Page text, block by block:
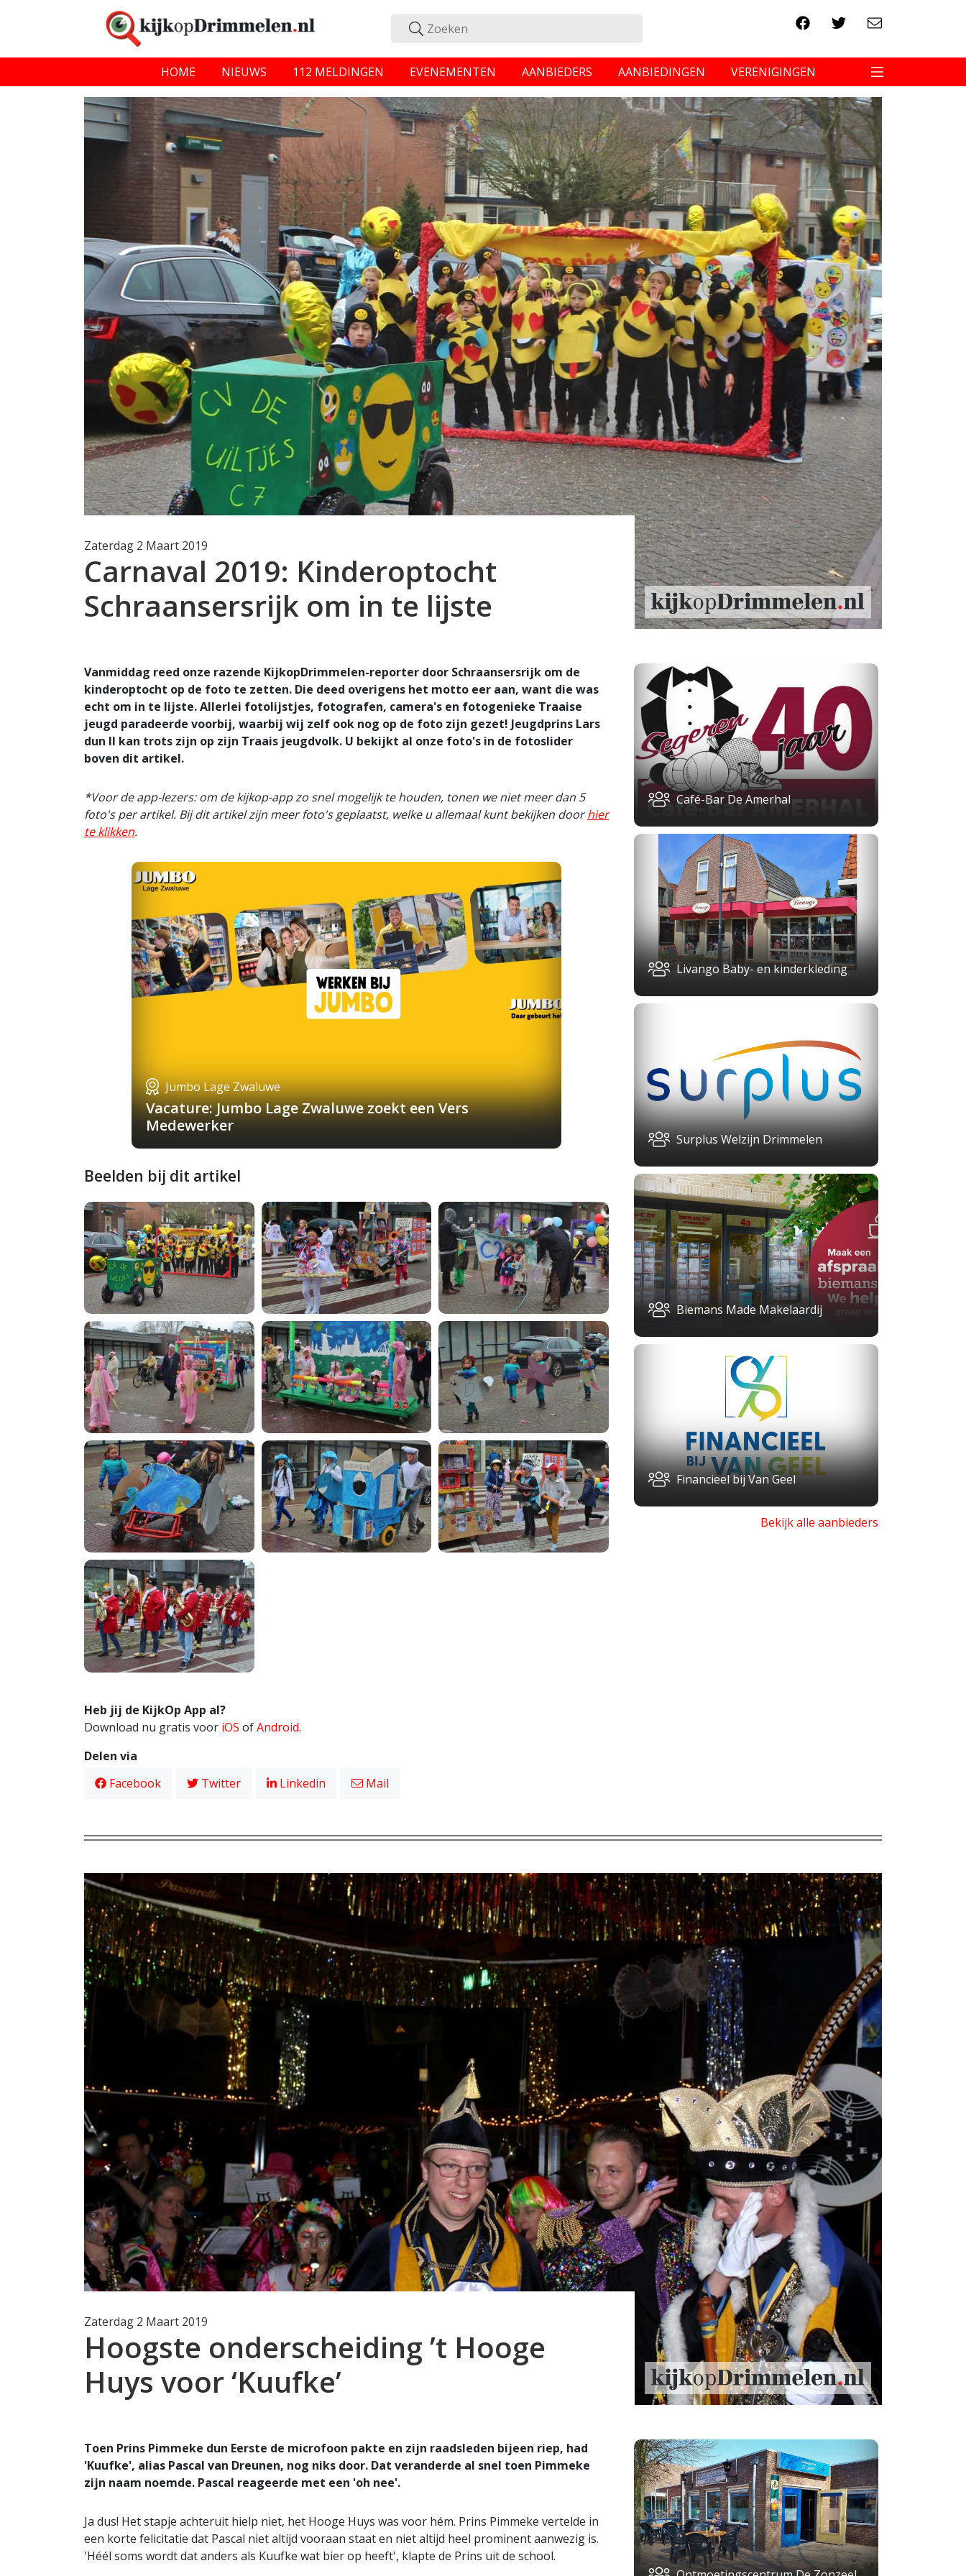
HOME NIEUWS 112 MELDINGEN EVENEMENTEN AANBIEDERS AANBIEDINGEN VERENIGINGEN
Zaterdag 2 Maart 2019
Carnaval 2019: Kinderoptocht
Schraansersrijk om in te lijste
Vanmiddag reed onze razende KijkopDrimmelen-reporter door Schraansersrijk om de
kinderoptocht op de foto te zetten. Die deed overigens het motto eer aan, want die was
echt om in te lijste. Allerlei fotolijstjes, fotografen, camera's en fotogenieke Traaise
jeugd paradeerde voorbij, waarbij wij zelf ook nog op de foto zijn gezet! Jeugdprins Lars
dun II kan trots zijn op zijn Traais jeugdvolk. U bekijkt al onze foto's in de fotoslider
boven dit artikel.
*Voor de app-lezers: om de kijkop-app zo snel mogelijk te houden, tonen we niet meer dan 5
foto's per artikel. Bij dit artikel zijn meer foto's geplaatst, welke u allemaal kunt bekijken doorhier
te klikken.
Jumbo Lage Zwaluwe
Vacature: Jumbo Lage Zwaluwe zoekt een Vers
Medewerker
Beelden bij dit artikel
Heb jij de KijkOp App al?
Download nu gratis voor iOS ofAndroid.
Delen via
Facebook
Twitter Linkedin Mail
Café-Bar De Amerhal
Livango Baby- en kinderkleding
Surplus Welzijn Drimmelen
Biemans Made Makelaardij
Financieel bij Van Geel
Bekijk alle aanbieders
Zaterdag 2 Maart 2019
Hoogste onderscheiding ’t Hooge
Huys voor ‘Kuufke’
Toen Prins Pimmeke dun Eerste de microfoon pakte en zijn raadsleden bijeen riep, had
'Kuufke', alias Pascal van Dreunen, nog niks door. Dat veranderde al snel toen Pimmeke
zijn naam noemde. Pascal reageerde met een 'oh nee'.
Ja dus! Het stapje achteruit hielp niet, het Hooge Huys was voor hém. Prins Pimmeke vertelde in
een korte felicitatie dat Pascal niet altijd vooraan staat en niet altijd heel prominent aanwezig is.
'Héél soms wordt dat anders als Kuufke wat bier op heeft', klapte de Prins uit de school.